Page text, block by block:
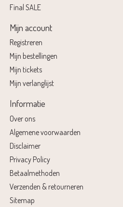
Final SALE
Mijn account
Registreren
Mijn bestellingen
Mijn tickets
Mijn verlanglijst
Informatie
Over ons
Algemene voorwaarden
Disclaimer
Privacy Policy
Betaalmethoden
Verzenden & retourneren
Sitemap